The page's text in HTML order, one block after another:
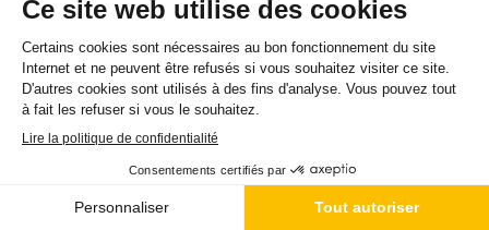
Animation photo
Réalité virtuelle
Animation interactive
Nous suivre